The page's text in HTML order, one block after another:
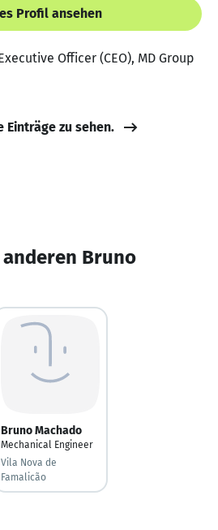
Profil ansehen
Officer (CEO), MD Group
Einträge zu sehen.
Bruno
Bruno Machado
Mechanical Engineer
Vila Nova de
Famalicão